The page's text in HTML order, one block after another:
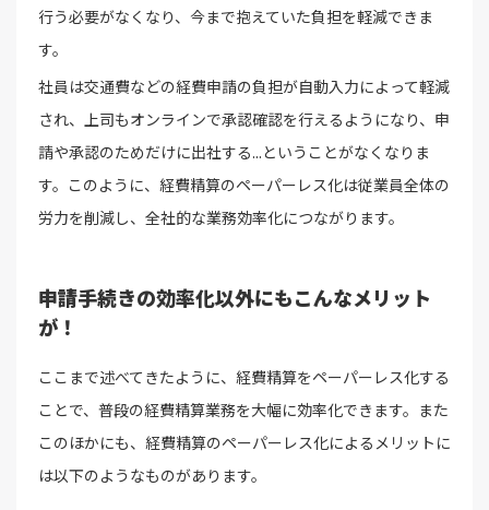
行う必要がなくなり、今まで抱えていた負担を軽減できま
す。
社員は交通費などの経費申請の負担が自動入力によって軽減
され、上司もオンラインで承認確認を行えるようになり、申
請や承認のためだけに出社する...ということがなくなりま
す。このように、経費精算のペーパーレス化は従業員全体の
労力を削減し、全社的な業務効率化につながります。
申請手続きの効率化以外にもこんなメリット
が！
ここまで述べてきたように、経費精算をペーパーレス化する
ことで、普段の経費精算業務を大幅に効率化できます。また
このほかにも、経費精算のペーパーレス化によるメリットに
は以下のようなものがあります。